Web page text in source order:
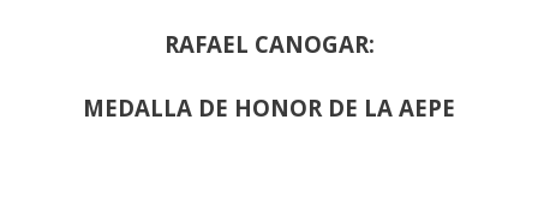
RAFAEL CANOGAR:
MEDALLA DE HONOR DE LA AEPE